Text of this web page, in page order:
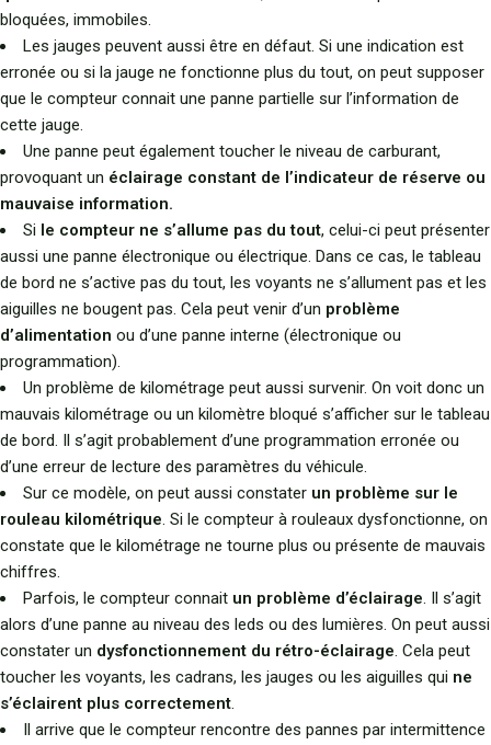
bloquées, immobiles.
Les jauges peuvent aussi être en défaut. Si une indication est
erronée ou si la jauge ne fonctionne plus du tout, on peut supposer
que le compteur connait une panne partielle sur l’information de
cette jauge.
Une panne peut également toucher le niveau de carburant,
provoquant un éclairage constant de l’indicateur de réserve ou
mauvaise information.
Si le compteur ne s’allume pas du tout, celui-ci peut présenter
aussi une panne électronique ou électrique. Dans ce cas, le tableau
de bord ne s’active pas du tout, les voyants ne s’allument pas et les
aiguilles ne bougent pas. Cela peut venir d’un problème
d’alimentation ou d’une panne interne (électronique ou
programmation).
Un problème de kilométrage peut aussi survenir. On voit donc un
mauvais kilométrage ou un kilomètre bloqué s’afficher sur le tableau
de bord. Il s’agit probablement d’une programmation erronée ou
d’une erreur de lecture des paramètres du véhicule.
Sur ce modèle, on peut aussi constater un problème sur le
rouleau kilométrique. Si le compteur à rouleaux dysfonctionne, on
constate que le kilométrage ne tourne plus ou présente de mauvais
chiffres.
Parfois, le compteur connait un problème d’éclairage. Il s’agit
alors d’une panne au niveau des leds ou des lumières. On peut aussi
constater un dysfonctionnement du rétro-éclairage. Cela peut
toucher les voyants, les cadrans, les jauges ou les aiguilles qui ne
s’éclairent plus correctement.
Il arrive que le compteur rencontre des pannes par intermittence